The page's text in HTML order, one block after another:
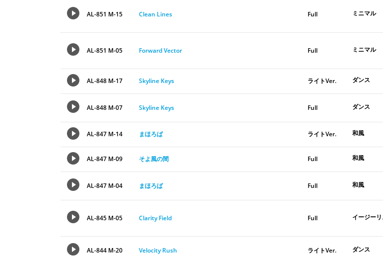
AL-851 M-15 Clean Lines Full ミニマル
AL-851 M-05 Forward Vector Full ミニマル
AL-848 M-17 Skyline Keys ライトVer. ダンス
AL-848 M-07 Skyline Keys Full ダンス
AL-847 M-14 まほろば ライトVer. 和風
AL-847 M-09 そよ風の間 Full 和風
AL-847 M-04 まほろば Full 和風
AL-845 M-05 Clarity Field Full イージー
AL-844 M-20 Velocity Rush ライトVer. ダンス